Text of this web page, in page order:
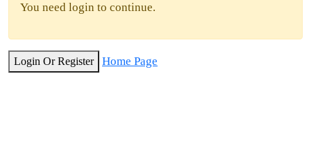
You need login to continue.
Login Or Register Home Page